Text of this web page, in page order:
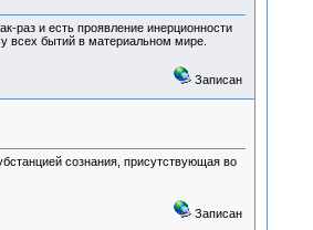
раз и есть проявление инерционности
всех бытий в материальном мире.
Записан
сознания, присутствующая во
Записан